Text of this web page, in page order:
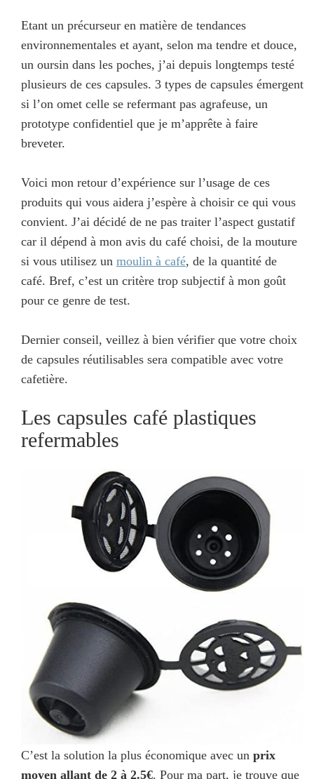
Etant un précurseur en matière de tendances
environnementales et ayant, selon ma tendre et douce,
un oursin dans les poches, j’ai depuis longtemps testé
plusieurs de ces capsules. 3 types de capsules émergent
si l’on omet celle se refermant pas agrafeuse, un
prototype confidentiel que je m’apprête à faire
breveter.
Voici mon retour d’expérience sur l’usage de ces
produits qui vous aidera j’espère à choisir ce qui vous
convient. J’ai décidé de ne pas traiter l’aspect gustatif
car il dépend à mon avis du café choisi, de la mouture
si vous utilisez un moulin à café, de la quantité de
café. Bref, c’est un critère trop subjectif à mon goût
pour ce genre de test.
Dernier conseil, veillez à bien vérifier que votre choix
de capsules réutilisables sera compatible avec votre
cafetière.
Les capsules café plastiques
refermables
C’est la solution la plus économique avec un prix
moyen allant de 2 à 2.5€. Pour ma part, je trouve que